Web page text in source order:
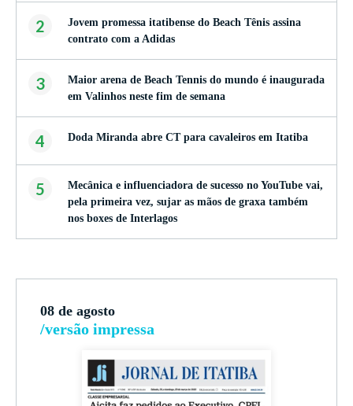
2
Jovem promessa itatibense do Beach Tênis assina
contrato com a Adidas
3
Maior arena de Beach Tennis do mundo é inaugurada
em Valinhos neste fim de semana
4 Doda Miranda abre CT para cavaleiros em Itatiba
5
Mecânica e influenciadora de sucesso no YouTube vai,
pela primeira vez, sujar as mãos de graxa também
nos boxes de Interlagos
08 de agosto
/versão impressa